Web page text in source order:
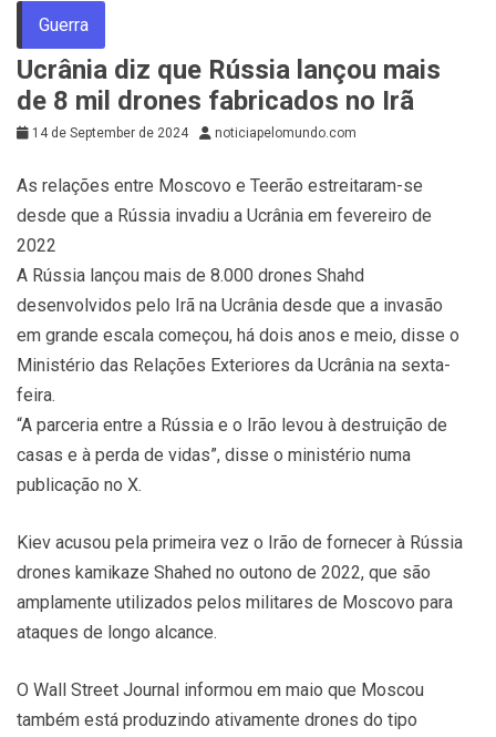
Guerra
Ucrânia diz que Rússia lançou mais
de 8 mil drones fabricados no Irã
14 de September de 2024 noticiapelomundo.com
As relações entre Moscovo e Teerão estreitaram-se
desde que a Rússia invadiu a Ucrânia em fevereiro de
2022
A Rússia lançou mais de 8.000 drones Shahd
desenvolvidos pelo Irã na Ucrânia desde que a invasão
em grande escala começou, há dois anos e meio, disse o
Ministério das Relações Exteriores da Ucrânia na sexta-
feira.
“A parceria entre a Rússia e o Irão levou à destruição de
casas e à perda de vidas”, disse o ministério numa
publicação no X.
Kiev acusou pela primeira vez o Irão de fornecer à Rússia
drones kamikaze Shahed no outono de 2022, que são
amplamente utilizados pelos militares de Moscovo para
ataques de longo alcance.
O Wall Street Journal informou em maio que Moscou
também está produzindo ativamente drones do tipo